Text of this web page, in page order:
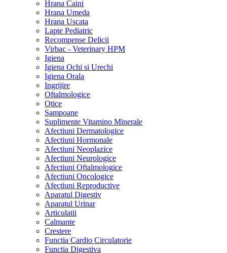
Hrana Caini
Hrana Umeda
Hrana Uscata
Lapte Pediatric
Recompense Delicii
Virbac - Veterinary HPM
Igiena
Igiena Ochi si Urechi
Igiena Orala
Ingrijire
Oftalmologice
Otice
Sampoane
Suplimente Vitamino Minerale
Afectiuni Dermatologice
Afectiuni Hormonale
Afectiuni Neoplazice
Afectiuni Neurologice
Afectiuni Oftalmologice
Afectiuni Oncologice
Afectiuni Reproductive
Aparatul Digestiv
Aparatul Urinar
Articulatii
Calmante
Crestere
Functia Cardio Circulatorie
Functia Digestiva